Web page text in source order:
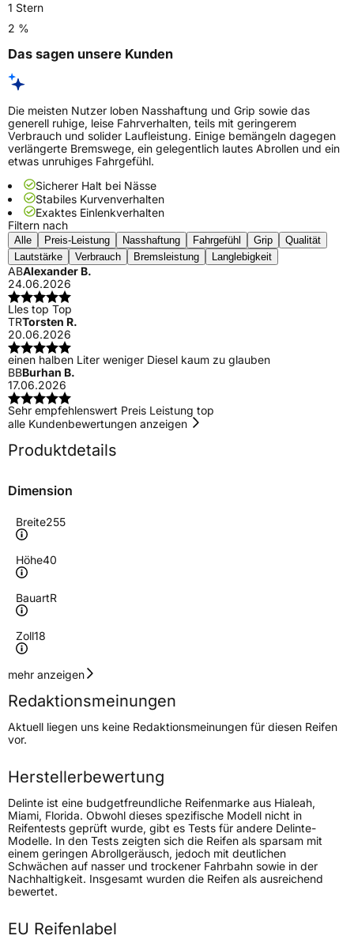
1 Stern
2 %
Das sagen unsere Kunden
Die meisten Nutzer loben Nasshaftung und Grip sowie das
generell ruhige, leise Fahrverhalten, teils mit geringerem
Verbrauch und solider Laufleistung. Einige bemängeln dagegen
verlängerte Bremswege, ein gelegentlich lautes Abrollen und ein
etwas unruhiges Fahrgefühl.
Sicherer Halt bei Nässe
Stabiles Kurvenverhalten
Exaktes Einlenkverhalten
Filtern nach
Alle Preis-Leistung Nasshaftung Fahrgefühl Grip
Qualität
Lautstärke
Verbrauch Bremsleistung Langlebigkeit
ABAlexander B.
24.06.2026
Lles top Top
TRTorsten R.
20.06.2026
einen halben Liter weniger Diesel kaum zu glauben
BBBurhan B.
17.06.2026
Sehr empfehlenswert Preis Leistung top
alle Kundenbewertungen anzeigen
Produktdetails
Dimension
Breite255
Höhe40
BauartR
Zoll18
Geschwindigkeitsindex
Höchstgeschwindigkeit
270 km/h
Lastindex99
Höchstlast775 kg
Generelle Merkmale
FahrzeugtypPKW
VerwendungSommerreifen
ModellnameDS 2
mehr anzeigen
Redaktionsmeinungen
Aktuell liegen uns keine Redaktionsmeinungen für diesen Reifen
vor.
Herstellerbewertung
Delinte ist eine budgetfreundliche Reifenmarke aus Hialeah,
Miami, Florida. Obwohl dieses spezifische Modell nicht in
Reifentests geprüft wurde, gibt es Tests für andere Delinte-
Modelle. In den Tests zeigten sich die Reifen als sparsam mit
einem geringen Abrollgeräusch, jedoch mit deutlichen
Schwächen auf nasser und trockener Fahrbahn sowie in der
Nachhaltigkeit. Insgesamt wurden die Reifen als ausreichend
bewertet.
EU Reifenlabel